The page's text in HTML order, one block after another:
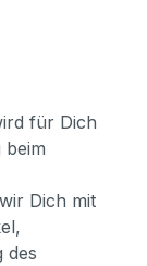
für Dich
beim
Dich mit
des